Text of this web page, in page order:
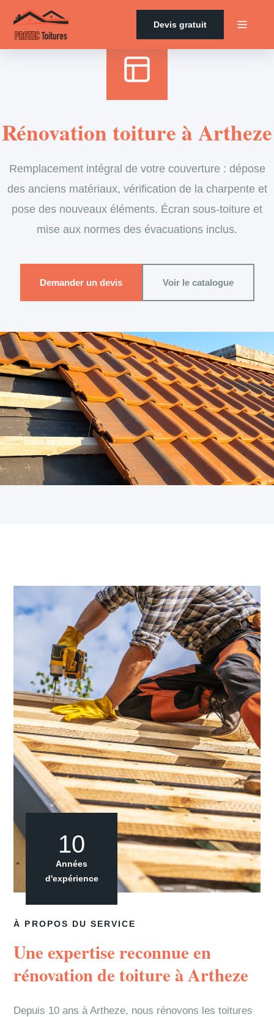
Devis gratuit
Rénovation toiture à Artheze
Remplacement intégral de votre couverture : dépose
des anciens matériaux, vérification de la charpente et
pose des nouveaux éléments. Écran sous-toiture et
mise aux normes des évacuations inclus.
Demander un devis Voir le catalogue
À PROPOS DU SERVICE
Une expertise reconnue en
rénovation de toiture à Artheze
Depuis 10 ans à Artheze, nous rénovons les toitures
10
Années
d'expérience